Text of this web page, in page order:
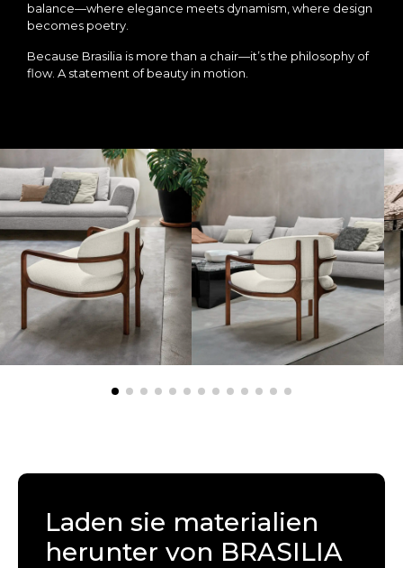
balance—where elegance meets dynamism, where design
becomes poetry.
Because Brasilia is more than a chair—it’s the philosophy of
flow. A statement of beauty in motion.
Laden sie materialien
herunter von BRASILIA